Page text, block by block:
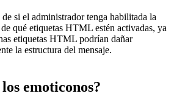
si el administrador tenga habilitada la
qué etiquetas HTML estén activadas, ya
etiquetas HTML podrían dañar
la estructura del mensaje.
emoticonos?